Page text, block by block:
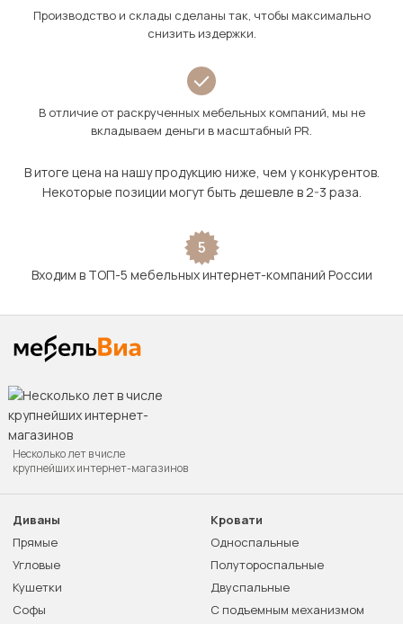
Производство и склады сделаны так, чтобы максимально
снизить издержки.
В отличие от раскрученных мебельных компаний, мы не
вкладываем деньги в масштабный PR.
В итоге цена на нашу продукцию ниже, чем у конкурентов.
Некоторые позиции могут быть дешевле в 2-3 раза.
5
Входим в ТОП-5 мебельных интернет-компаний России
Несколько лет в числе
крупнейших интернет-магазинов
Диваны
Прямые
Угловые
Кушетки
Софы
Кровати
Односпальные
Полутороспальные
Двуспальные
С подъемным механизмом